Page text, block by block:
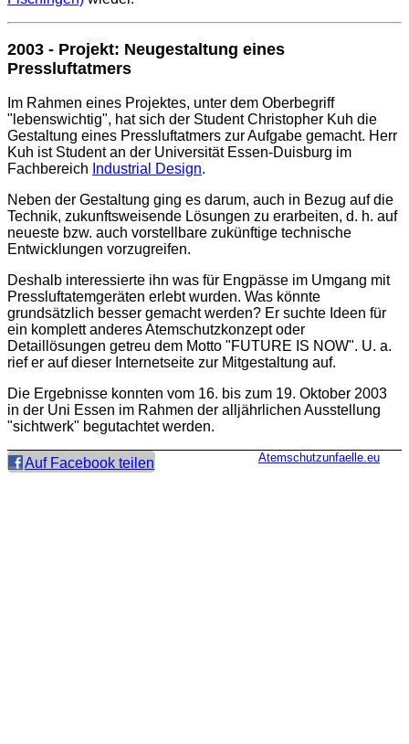
2003 - Projekt: Neugestaltung eines
Pressluftatmers
Im Rahmen eines Projektes, unter dem Oberbegriff
"lebenswichtig", hat sich der Student Christopher Kuh die
Gestaltung eines Pressluftatmers zur Aufgabe gemacht. Herr
Kuh ist Student an der Universität Essen-Duisburg im
Fachbereich Industrial Design.
Neben der Gestaltung ging es darum, auch in Bezug auf die
Technik, zukunftsweisende Lösungen zu erarbeiten, d. h. auf
neueste bzw. auch vorstellbare zukünftige technische
Entwicklungen vorzugreifen.
Deshalb interessierte ihn was für Engpässe im Umgang mit
Pressluftatemgeräten erlebt wurden. Was könnte
grundsätzlich besser gemacht werden? Er suchte Ideen für
ein komplett anderes Atemschutzkonzept oder
Detaillösungen getreu dem Motto "FUTURE IS NOW". U. a.
rief er auf dieser Internetseite zur Mitgestaltung auf.
Die Ergebnisse konnten vom 16. bis zum 19. Oktober 2003
in der Uni Essen im Rahmen der alljährlichen Ausstellung
"sichtwerk" begutachtet werden.
Auf Facebook teilen Atemschutzunfaelle.eu